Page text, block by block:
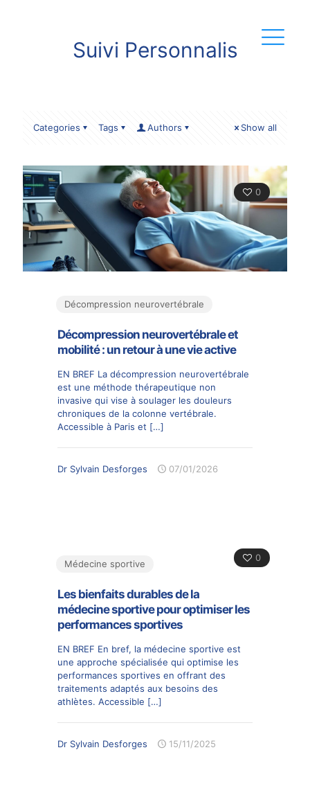
Suivi Personnalis
Categories Tags Authors Show all
0
Décompression neurovertébrale
Décompression neurovertébrale et
mobilité : un retour à une vie active
EN BREF La décompression neurovertébrale
est une méthode thérapeutique non
invasive qui vise à soulager les douleurs
chroniques de la colonne vertébrale.
Accessible à Paris et […]
Dr Sylvain Desforges 07/01/2026
0
Médecine sportive
Les bienfaits durables de la
médecine sportive pour optimiser les
performances sportives
EN BREF En bref, la médecine sportive est
une approche spécialisée qui optimise les
performances sportives en offrant des
traitements adaptés aux besoins des
athlètes. Accessible […]
Dr Sylvain Desforges 15/11/2025